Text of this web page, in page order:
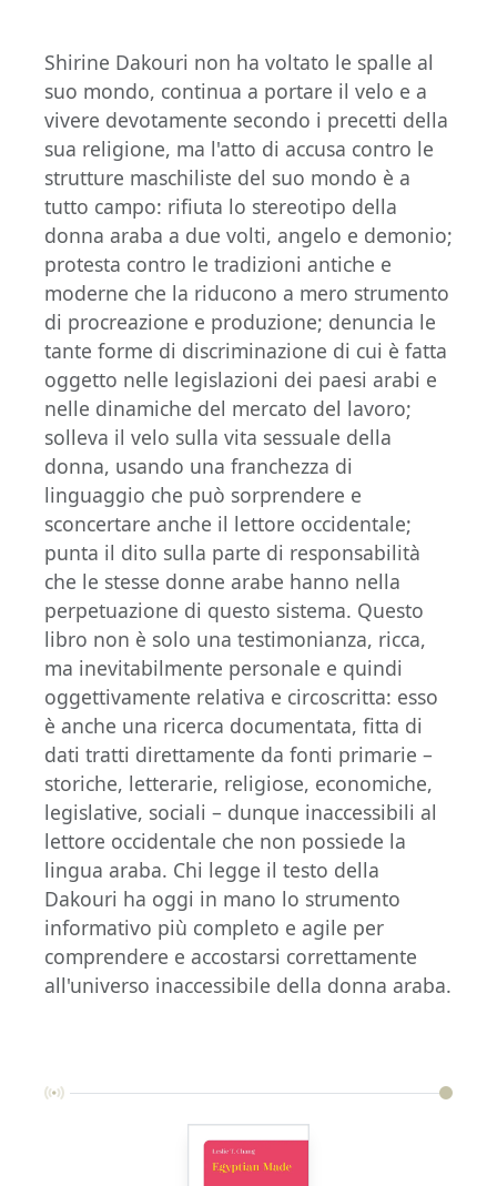
Shirine Dakouri non ha voltato le spalle al
suo mondo, continua a portare il velo e a
vivere devotamente secondo i precetti della
sua religione, ma l'atto di accusa contro le
strutture maschiliste del suo mondo è a
tutto campo: rifiuta lo stereotipo della
donna araba a due volti, angelo e demonio;
protesta contro le tradizioni antiche e
moderne che la riducono a mero strumento
di procreazione e produzione; denuncia le
tante forme di discriminazione di cui è fatta
oggetto nelle legislazioni dei paesi arabi e
nelle dinamiche del mercato del lavoro;
solleva il velo sulla vita sessuale della
donna, usando una franchezza di
linguaggio che può sorprendere e
sconcertare anche il lettore occidentale;
punta il dito sulla parte di responsabilità
che le stesse donne arabe hanno nella
perpetuazione di questo sistema. Questo
libro non è solo una testimonianza, ricca,
ma inevitabilmente personale e quindi
oggettivamente relativa e circoscritta: esso
è anche una ricerca documentata, fitta di
dati tratti direttamente da fonti primarie –
storiche, letterarie, religiose, economiche,
legislative, sociali – dunque inaccessibili al
lettore occidentale che non possiede la
lingua araba. Chi legge il testo della
Dakouri ha oggi in mano lo strumento
informativo più completo e agile per
comprendere e accostarsi correttamente
all'universo inaccessibile della donna araba.